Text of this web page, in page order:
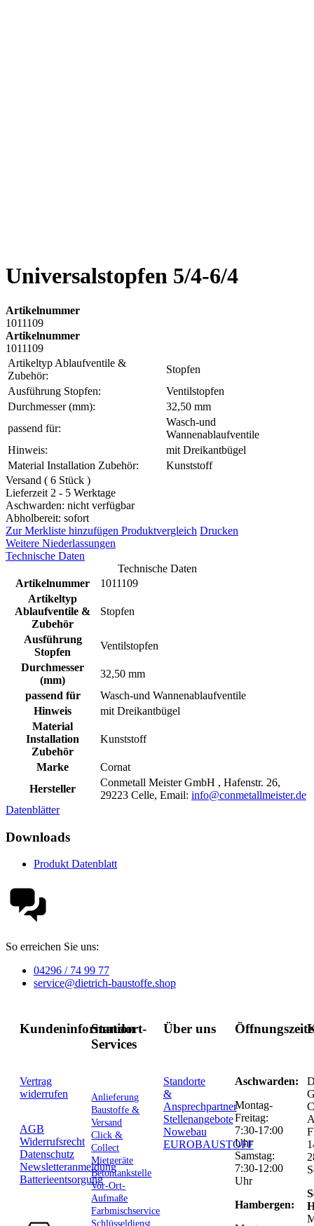
Universalstopfen 5/4-6/4
Artikelnummer
1011109
Artikelnummer
1011109
Artikeltyp Ablaufventile &
Zubehör:
Stopfen
Ausführung Stopfen:
Ventilstopfen
Durchmesser (mm):
32,50 mm
passend für:
Wasch-und
Wannenablaufventile
Hinweis:
mit Dreikantbügel
Material Installation Zubehör:
Kunststoff
Versand ( 6 Stück )
Lieferzeit 2 - 5 Werktage
Aschwarden: nicht verfügbar
Abholbereit: sofort
Zur Merkliste hinzufügen Produktvergleich Drucken
Weitere Niederlassungen
Technische Daten
Technische Daten
Artikelnummer
1011109
Artikeltyp
Ablaufventile &
Zubehör
Stopfen
Ausführung
Stopfen
Ventilstopfen
Durchmesser
(mm)
32,50 mm
passend für
Wasch-und Wannenablaufventile
Hinweis
mit Dreikantbügel
Material
Installation
Zubehör
Kunststoff
Marke
Cornat
Hersteller
Conmetall Meister GmbH , Hafenstr. 26,
29223 Celle, Email: info@conmetallmeister.de
Datenblätter
Downloads
Produkt Datenblatt
So erreichen Sie uns:
04296 / 74 99 77
service@dietrich-baustoffe.shop
Kundeninformation
Vertrag
widerrufen
AGB
Widerrufsrecht
Datenschutz
Newsletteranmeldung
Batterieentsorgung
Standort-
Services
Anlieferung
Baustoffe &
Versand
Click &
Collect
Mietgeräte
Betontankstelle
Vor-Ort-
Aufmaße
Farbmischservice
Schlüsseldienst
Über uns
Standorte
&
Ansprechpartner
Stellenangebote
Nowebau
EUROBAUSTOFF
Aschwarden:
Montag-
Freitag:
7:30-17:00
Uhr
Samstag:
7:30-12:00
Uhr
Hambergen: